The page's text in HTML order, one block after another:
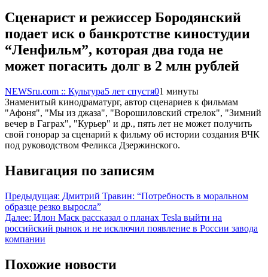
Сценарист и режиссер Бородянский
подает иск о банкротстве киностудии
“Ленфильм”, которая два года не
может погасить долг в 2 млн рублей
NEWSru.com :: Культура5 лет спустя01 минуты
Знаменитый кинодраматург, автор сценариев к фильмам
"Афоня", "Мы из джаза", "Ворошиловский стрелок", "Зимний
вечер в Гаграх", "Курьер" и др., пять лет не может получить
свой гонорар за сценарий к фильму об истории создания ВЧК
под руководством Феликса Дзержинского.
Навигация по записям
Предыдущая: Дмитрий Травин: “Потребность в моральном
образце резко выросла”
Далее: Илон Маск рассказал о планах Tesla выйти на
российский рынок и не исключил появление в России завода
компании
Похожие новости